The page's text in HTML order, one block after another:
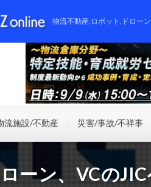
物流不動産,ロボット,ドロー
流施設/不動産 災害/事故/不祥事
ーン、VCの